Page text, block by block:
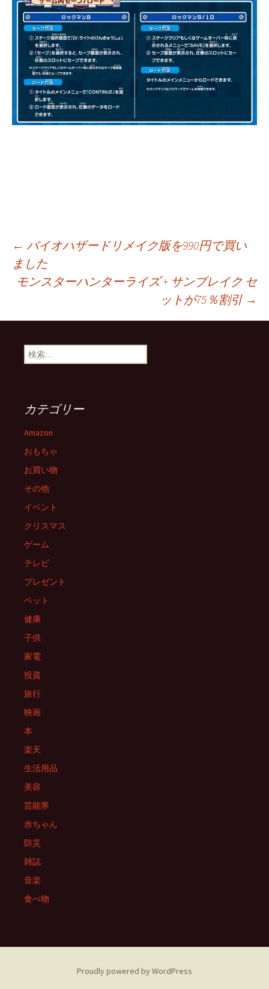
投
稿
ナ
ビ
ゲ
ー
シ
ョ
ン
← バイオハザードリメイク版を990円で買い
ました
モンスターハンターライズ + サンブレイク セ
ットが75％割引 →
検
索:
カテゴリー
Amazon
おもちゃ
お買い物
その他
イベント
クリスマス
ゲーム
テレビ
プレゼント
ペット
健康
子供
家電
投資
旅行
映画
本
楽天
生活用品
美容
芸能界
赤ちゃん
防災
雑誌
音楽
食べ物
Proudly powered by WordPress